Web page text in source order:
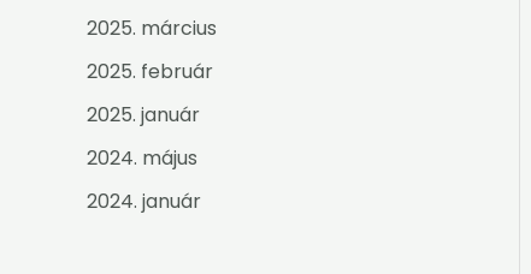
2025. március
2025. február
2025. január
2024. május
2024. január